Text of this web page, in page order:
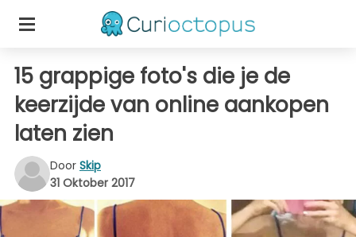
15 grappige foto's die je de
keerzijde van online aankopen
laten zien
Door Skip
31 Oktober 2017